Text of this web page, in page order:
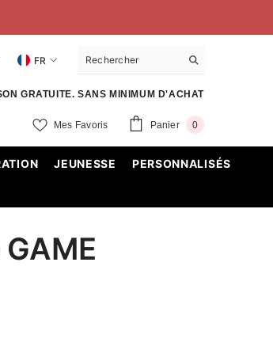
FR
GRATUITE. SANS MINIMUM D'ACHAT
Mes Favoris Panier 00
JEUNESSE
PERSONNALISÉS